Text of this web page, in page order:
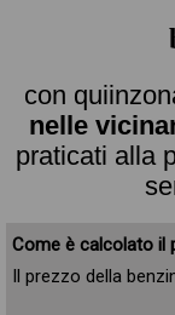
con
nelle
praticati alla
Come è calcolato il
Il prezzo della